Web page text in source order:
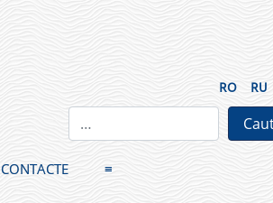
RO RU
CONTACTE ≡